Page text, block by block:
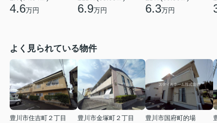
4.6万円 6.9万円 6.3万円
よく見られている物件
豊川市住吉町２丁目
豊川市金塚町２丁目
豊川市国府町的場